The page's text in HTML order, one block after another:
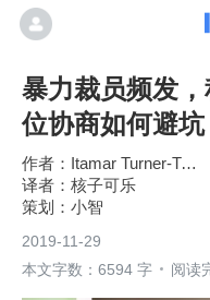
暴力裁员频发
位协商如何避坑
Itamar Turner-Trauring
核子可乐
小智
2019-11-29
本文字数：6594 字
阅读